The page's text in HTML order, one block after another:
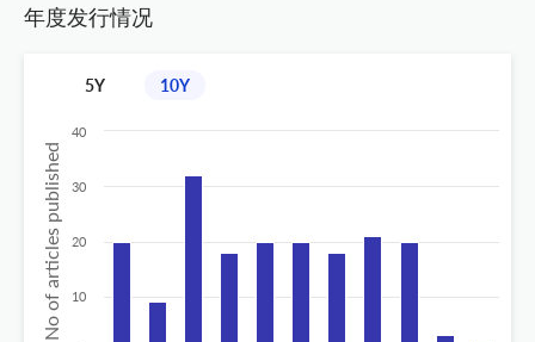
年度发行情况
5Y 10Y
No of articles published 10
20
30
40